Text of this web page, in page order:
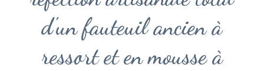
d'un fauteuil ancien à
ressort et en mousse à